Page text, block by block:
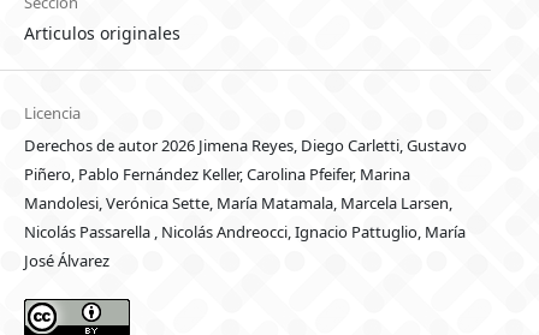
Articulos originales
Licencia
Derechos de autor 2026 Jimena Reyes, Diego Carletti, Gustavo
Piñero, Pablo Fernández Keller, Carolina Pfeifer, Marina
Mandolesi, Verónica Sette, María Matamala, Marcela Larsen,
Nicolás Passarella , Nicolás Andreocci, Ignacio Pattuglio, María
José Álvarez